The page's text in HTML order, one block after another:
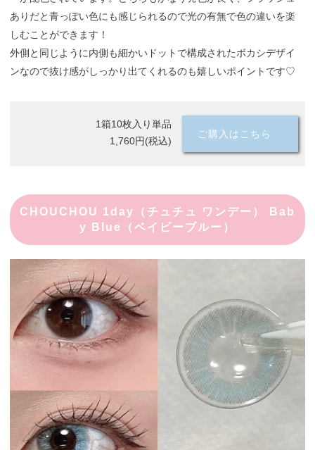
ありだと青っぽい色にも感じられるので光の有無で色の違いを楽
しむことができます！
外側と同じように内側も細かいドットで構成されたボカシデザイ
ンなので抜け感がしっかり出てくれるのも嬉しいポイントです♡
1箱10枚入り単品
1,760円(税込)
ご購入はこちら
CHOUCHOU 1day（チュチュ ワンデー） Bab
y Blue（ベイビーブルー）